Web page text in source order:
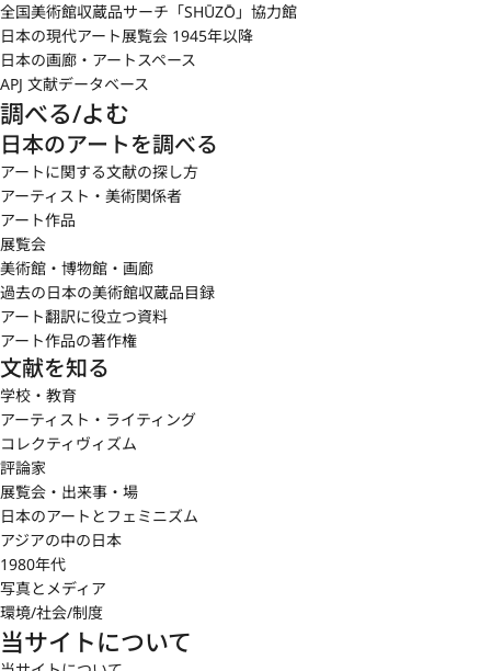
全国美術館収蔵品サーチ「SHŪZŌ」協力館
日本の現代アート展覧会 1945年以降
日本の画廊・アートスペース
APJ 文献データベース
調べる/よむ
日本のアートを調べる
アートに関する文献の探し方
アーティスト・美術関係者
アート作品
展覧会
美術館・博物館・画廊
過去の日本の美術館収蔵品目録
アート翻訳に役立つ資料
アート作品の著作権
文献を知る
学校・教育
アーティスト・ライティング
コレクティヴィズム
評論家
展覧会・出来事・場
日本のアートとフェミニズム
アジアの中の日本
1980年代
写真とメディア
環境/社会/制度
当サイトについて